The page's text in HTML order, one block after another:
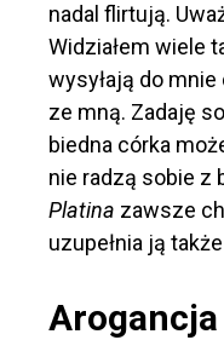
nadal flirtują.
Widziałem wiele
wysyłają do
ze mną. Zadaję
biedna córka
nie radzą sobie z
Platina zawsze
uzupełnia ją także
Arogancja